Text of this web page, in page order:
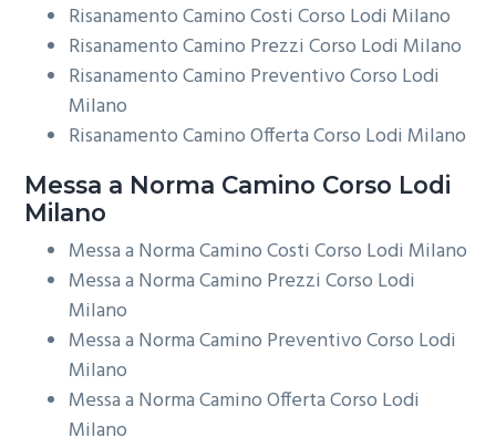
Risanamento Camino Costi Corso Lodi Milano
Risanamento Camino Prezzi Corso Lodi Milano
Risanamento Camino Preventivo Corso Lodi
Milano
Risanamento Camino Offerta Corso Lodi Milano
Messa a Norma Camino Corso Lodi
Milano
Messa a Norma Camino Costi Corso Lodi Milano
Messa a Norma Camino Prezzi Corso Lodi
Milano
Messa a Norma Camino Preventivo Corso Lodi
Milano
Messa a Norma Camino Offerta Corso Lodi
Milano